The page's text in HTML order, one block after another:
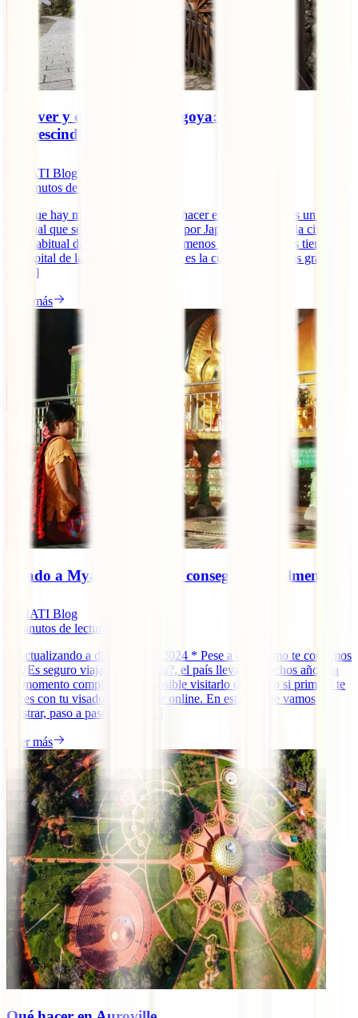
Qué ver y qué hacer en Nagoya: 10 planes
imprescindibles
IATI Blog
minutos de lectura
Aunque hay mucho que ver y que hacer en Nagoya, no es un lugar
habitual que se incluya en las rutas por Japón de 15 días (la cifra
más habitual de los viajeros) y aún menos en las de menos tiempo.
La capital de la prefectura de Aichi es la cuarta ciudad más grande
de [...]
Leer más
Visado a Myanmar online: conseguirlo fácilmente
IATI Blog
minutos de lectura
* Actualizando a diciembre de 2024 * Pese a que, como te contamos
en ¿Es seguro viajar a Myanmar?, el país lleva ya muchos años en
un momento complicado, es posible visitarlo de nuevo si primero te
haces con tu visado a Myanmar online. En esta guía te vamos a
mostrar, paso a paso, cómo [...]
Leer más